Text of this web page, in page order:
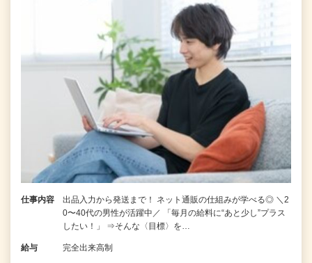
仕事内容
出品入力から発送まで！ ネット通販の仕組みが学べる◎ ＼2
0〜40代の男性が活躍中／ 「毎月の給料に“あと少し”プラス
したい！」 ⇒そんな〈目標〉を…
給与 完全出来高制